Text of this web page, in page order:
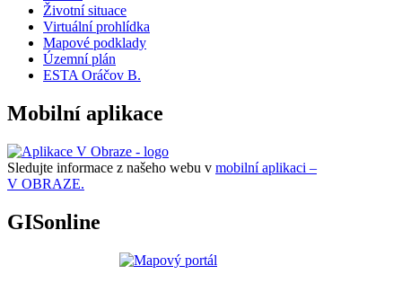
Životní situace
Virtuální prohlídka
Mapové podklady
Územní plán
ESTA Oráčov B.
Mobilní aplikace
Sledujte informace z našeho webu v mobilní aplikaci –
V OBRAZE.
GISonline